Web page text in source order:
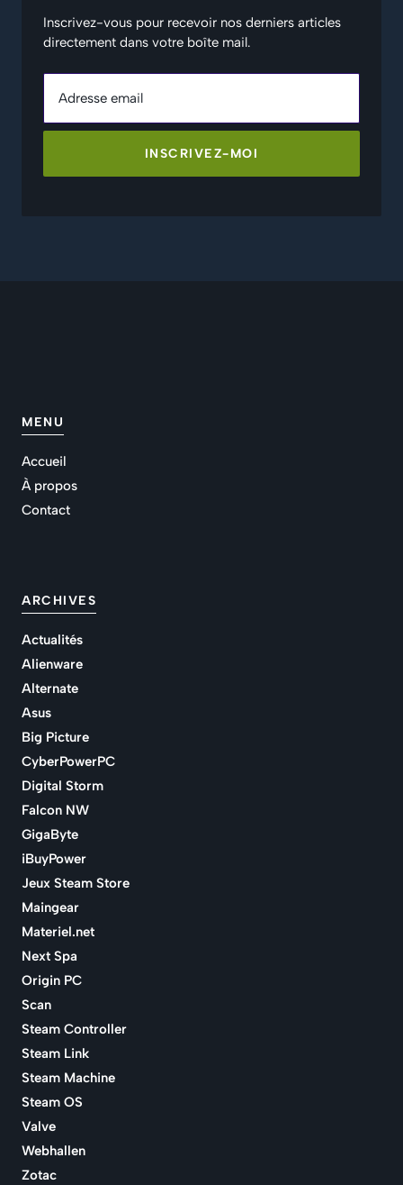
Inscrivez-vous pour recevoir nos derniers articles
directement dans votre boîte mail.
Adresse email
INSCRIVEZ-MOI
MENU
Accueil
À propos
Contact
ARCHIVES
Actualités
Alienware
Alternate
Asus
Big Picture
CyberPowerPC
Digital Storm
Falcon NW
GigaByte
iBuyPower
Jeux Steam Store
Maingear
Materiel.net
Next Spa
Origin PC
Scan
Steam Controller
Steam Link
Steam Machine
Steam OS
Valve
Webhallen
Zotac